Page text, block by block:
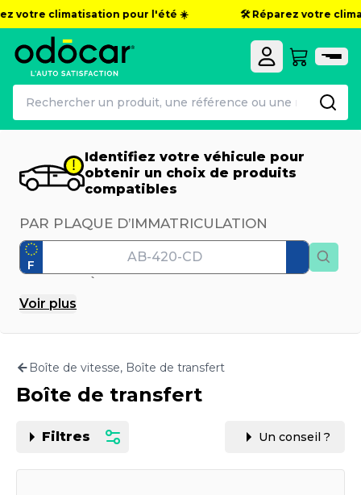
votre climatisation pour l'été ☀️ 🛠️ Réparez votre
Identifiez votre véhicule pour
obtenir un choix de produits
compatibles
PAR PLAQUE D’IMMATRICULATION
F
Motorisation
Voir plus
Boîte de vitesse, Boîte de transfert
Boîte de transfert
Filtres Un conseil ?